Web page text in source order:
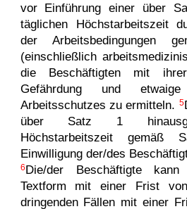
vor Einführung einer über
täglichen Höchstarbeitszeit
der Arbeitsbedingungen
(einschließlich
die Beschäftigten mit
Gefährdung und
Arbeitsschutzes zu ermitteln. 5
über Satz 1
Höchstarbeitszeit
Einwilligung der/des
6 Die/der Beschäftigte
Textform mit einer Frist
dringenden Fällen mit einer